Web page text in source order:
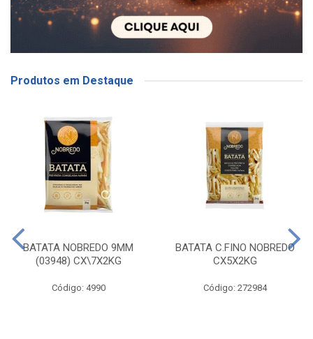
Produtos em Destaque
BATATA NOBREDO 9MM
(03948) CX\7X2KG
Código: 4990
BATATA C.FINO NOBREDO
CX5X2KG
Código: 272984